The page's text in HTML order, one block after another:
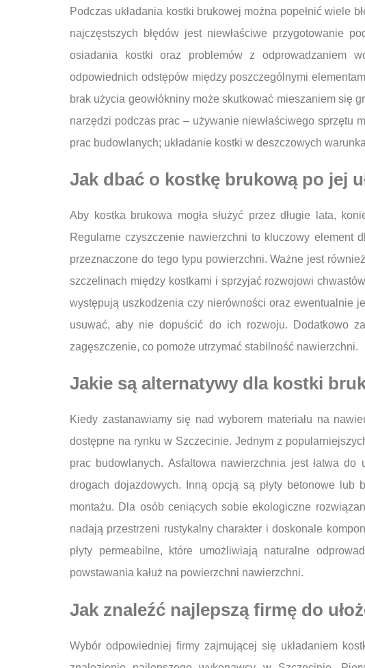
Podczas układania kostki brukowej można popełnić wiele
najczęstszych błędów jest niewłaściwe przygotowanie
osiadania kostki oraz problemów z odprowadzaniem
odpowiednich odstępów między poszczególnymi
brak użycia geowłókniny może skutkować mieszaniem się
narzędzi podczas prac – używanie niewłaściwego sprzętu
prac budowlanych; układanie kostki w deszczowych
Jak dbać o kostkę brukową po jej
Aby kostka brukowa mogła służyć przez długie lata,
Regularne czyszczenie nawierzchni to kluczowy element
przeznaczone do tego typu powierzchni. Ważne jest
szczelinach między kostkami i sprzyjać rozwojowi
występują uszkodzenia czy nierówności oraz ewentualnie
usuwać, aby nie dopuścić do ich rozwoju. Dodatkowo
zagęszczenie, co pomoże utrzymać stabilność nawierzchni.
Jakie są alternatywy dla kostki
Kiedy zastanawiamy się nad wyborem materiału na
dostępne na rynku w Szczecinie. Jednym z
prac budowlanych. Asfaltowa nawierzchnia jest łatwa
drogach dojazdowych. Inną opcją są płyty betonowe lub
montażu. Dla osób ceniących sobie ekologiczne
nadają przestrzeni rustykalny charakter i doskonale
płyty permeabilne, które umożliwiają naturalne
powstawania kałuż na powierzchni nawierzchni.
Jak znaleźć najlepszą firmę do
Wybór odpowiedniej firmy zajmującej się układaniem